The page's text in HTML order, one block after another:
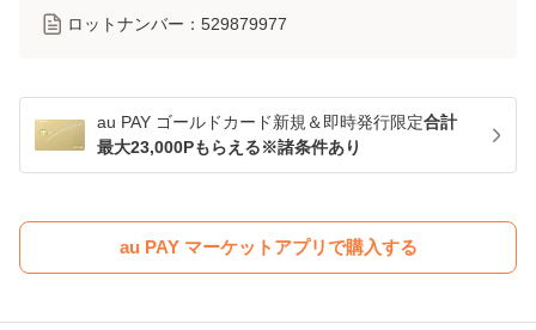
ロットナンバー： 529879977
au PAY ゴールドカード新規＆即時発行限定合計
最大23,000Pもらえる※諸条件あり
au PAY マーケットアプリで購入する